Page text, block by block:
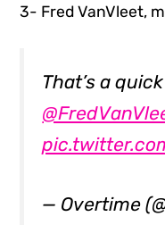
3- Fred VanVleet,
That’s a
— Overtime